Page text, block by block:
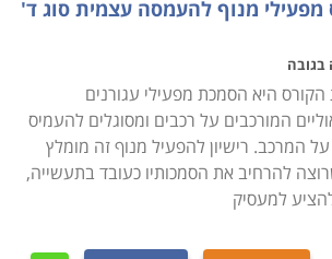
את החיבור עם החפץ אותו עליו
נדרש שיקול דעת ותפעול בצורה
ביעילות ובבטיחות
בקרב עובדי נמלים ומפעלי ענק
הקורס מעניק לתלמידים את כל
לצורך הפעלת הכלי, תוך ביצוע
על כל כללי הבטיחות הרלוונטיים
מפעילי מנוף להעמסה עצמית סוג ד'
בגובה
היא הסמכת מפעילי עגורנים
המורכבים על רכבים ומסוגלים להעמיס
המרכב. רישיון להפעיל מנוף זה מומלץ
להרחיב את הסמכותיו כעובד בתעשייה,
למעסיק